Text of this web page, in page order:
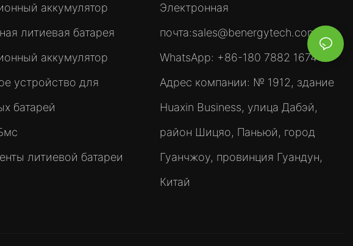
аккумулятор
литиевая батарея
аккумулятор
устройство для
батарей
литиевой батареи
Электронная
почта:sales@benergytech.com
WhatsApp: +86-180 7882 1674
Адрес компании: № 1912, здание
Huaxin Business, улица Дабэй,
район Шицяо, Паньюй, город
Гуанчжоу, провинция Гуандун,
Китай